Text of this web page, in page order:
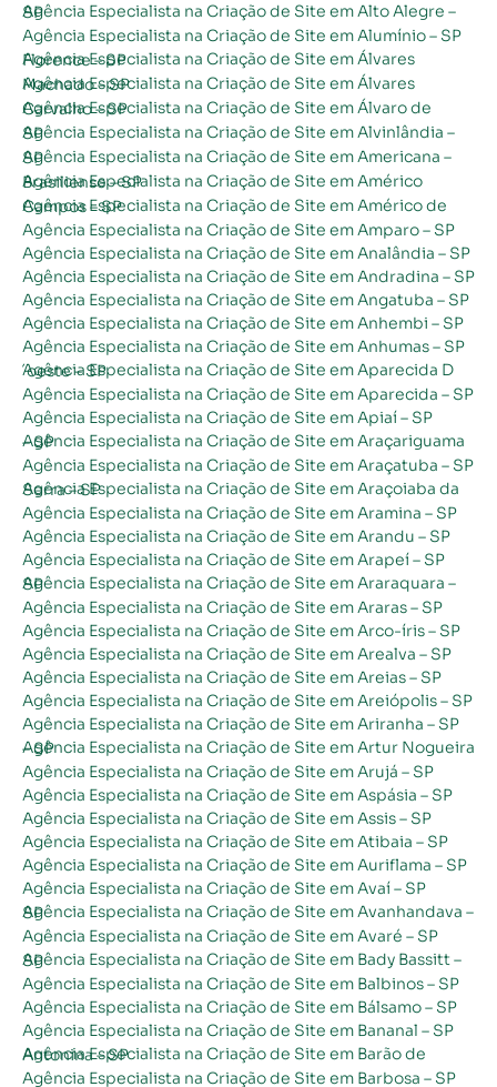
Agência Especialista na Criação de Site em Alto Alegre – SP
Agência Especialista na Criação de Site em Alumínio – SP
Agência Especialista na Criação de Site em Álvares Florence – SP
Agência Especialista na Criação de Site em Álvares Machado – SP
Agência Especialista na Criação de Site em Álvaro de Carvalho – SP
Agência Especialista na Criação de Site em Alvinlândia – SP
Agência Especialista na Criação de Site em Americana – SP
Agência Especialista na Criação de Site em Américo Brasiliense – SP
Agência Especialista na Criação de Site em Américo de Campos – SP
Agência Especialista na Criação de Site em Amparo – SP
Agência Especialista na Criação de Site em Analândia – SP
Agência Especialista na Criação de Site em Andradina – SP
Agência Especialista na Criação de Site em Angatuba – SP
Agência Especialista na Criação de Site em Anhembi – SP
Agência Especialista na Criação de Site em Anhumas – SP
Agência Especialista na Criação de Site em Aparecida D´oeste – SP
Agência Especialista na Criação de Site em Aparecida – SP
Agência Especialista na Criação de Site em Apiaí – SP
Agência Especialista na Criação de Site em Araçariguama – SP
Agência Especialista na Criação de Site em Araçatuba – SP
Agência Especialista na Criação de Site em Araçoiaba da Serra – SP
Agência Especialista na Criação de Site em Aramina – SP
Agência Especialista na Criação de Site em Arandu – SP
Agência Especialista na Criação de Site em Arapeí – SP
Agência Especialista na Criação de Site em Araraquara – SP
Agência Especialista na Criação de Site em Araras – SP
Agência Especialista na Criação de Site em Arco-íris – SP
Agência Especialista na Criação de Site em Arealva – SP
Agência Especialista na Criação de Site em Areias – SP
Agência Especialista na Criação de Site em Areiópolis – SP
Agência Especialista na Criação de Site em Ariranha – SP
Agência Especialista na Criação de Site em Artur Nogueira – SP
Agência Especialista na Criação de Site em Arujá – SP
Agência Especialista na Criação de Site em Aspásia – SP
Agência Especialista na Criação de Site em Assis – SP
Agência Especialista na Criação de Site em Atibaia – SP
Agência Especialista na Criação de Site em Auriflama – SP
Agência Especialista na Criação de Site em Avaí – SP
Agência Especialista na Criação de Site em Avanhandava – SP
Agência Especialista na Criação de Site em Avaré – SP
Agência Especialista na Criação de Site em Bady Bassitt – SP
Agência Especialista na Criação de Site em Balbinos – SP
Agência Especialista na Criação de Site em Bálsamo – SP
Agência Especialista na Criação de Site em Bananal – SP
Agência Especialista na Criação de Site em Barão de Antonina – SP
Agência Especialista na Criação de Site em Barbosa – SP